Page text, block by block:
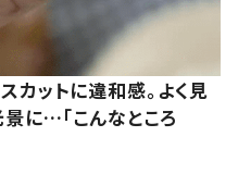
カットに違和感。よく見
に…「こんなところ